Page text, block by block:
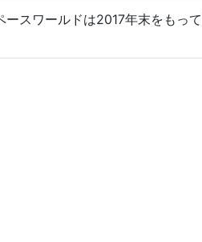
スワールドは2017年末をもっ